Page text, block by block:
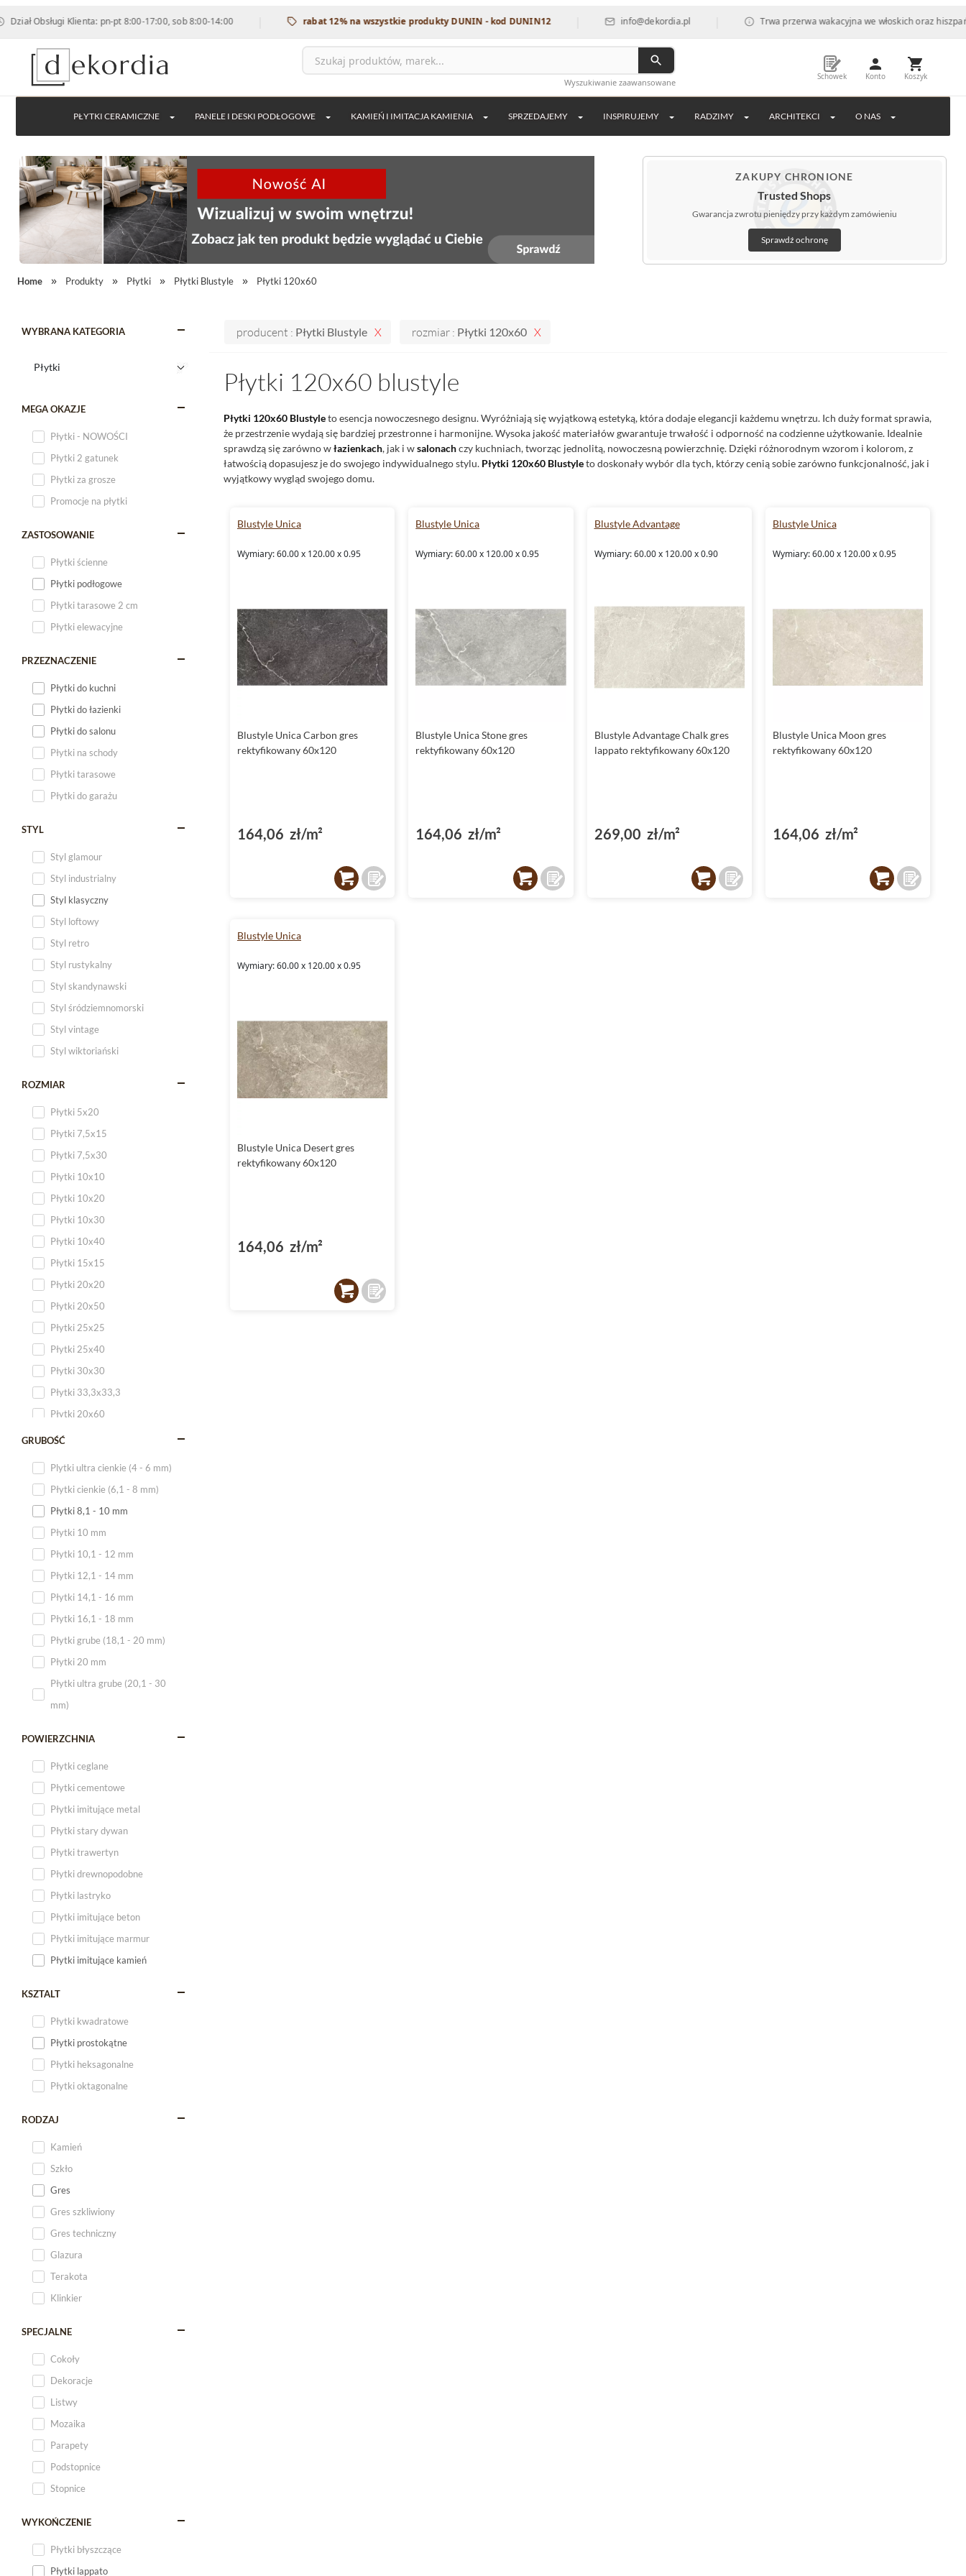
Obsługi Klienta: pn-pt 8:00-17:00, sob 8:00-14:00 | rabat 12% na wszystkie produkty DUNIN - kod DUNIN12 | info@dekordia.pl | Trwa przerwa wakacyjna we włoskich oraz
Wyszukiwanie zaawansowane
Schowek Konto Koszyk
PŁYTKI CERAMICZNE PANELE I DESKI PODŁOGOWE KAMIEŃ I IMITACJA KAMIENIA SPRZEDAJEMY INSPIRUJEMY RADZIMY ARCHITEKCI O NAS
ZAKUPY CHRONIONE
Trusted Shops
Gwarancja zwrotu pieniędzy przy każdym zamówieniu
Sprawdź ochronę
Home Produkty Płytki Płytki Blustyle Płytki 120x60
WYBRANA KATEGORIA
MEGA OKAZJE
Płytki - NOWOŚCI
Płytki 2 gatunek
Płytki za grosze
Promocje na płytki
ZASTOSOWANIE
Płytki ścienne
Płytki podłogowe
Płytki tarasowe 2 cm
Płytki elewacyjne
PRZEZNACZENIE
Płytki do kuchni
Płytki do łazienki
Płytki do salonu
Płytki na schody
Płytki tarasowe
Płytki do garażu
STYL
Styl glamour
Styl industrialny
Styl klasyczny
Styl loftowy
Styl retro
Styl rustykalny
Styl skandynawski
Styl śródziemnomorski
Styl vintage
Styl wiktoriański
ROZMIAR
Płytki 5x20
Płytki 7,5x15
Płytki 7,5x30
Płytki 10x10
Płytki 10x20
Płytki 10x30
Płytki 10x40
Płytki 15x15
Płytki 20x20
Płytki 20x50
Płytki 25x25
Płytki 25x40
Płytki 30x30
Płytki 33,3x33,3
Płytki 20x60
Płytki 20x120
Płytki małe
GRUBOŚĆ
Plytki ultra cienkie (4 - 6 mm)
Płytki cienkie (6,1 - 8 mm)
Płytki 8,1 - 10 mm
Płytki 10 mm
Płytki 10,1 - 12 mm
Płytki 12,1 - 14 mm
Płytki 14,1 - 16 mm
Płytki 16,1 - 18 mm
Płytki grube (18,1 - 20 mm)
Płytki 20 mm
Płytki ultra grube (20,1 - 30
mm)
POWIERZCHNIA
Płytki ceglane
Płytki cementowe
Płytki imitujące metal
Płytki stary dywan
Płytki trawertyn
Płytki drewnopodobne
Płytki lastryko
Płytki imitujące beton
Płytki imitujące marmur
Płytki imitujące kamień
KSZTALT
Płytki kwadratowe
Płytki prostokątne
Płytki heksagonalne
Płytki oktagonalne
RODZAJ
Kamień
Szkło
Gres
Gres szkliwiony
Gres techniczny
Glazura
Terakota
Klinkier
SPECJALNE
Cokoły
Dekoracje
Listwy
Mozaika
Parapety
Podstopnice
Stopnice
WYKOŃCZENIE
Płytki błyszczące
Płytki lappato
producent : Płytki Blustyle rozmiar : Płytki 120x60
Płytki 120x60 blustyle
Płytki 120x60 Blustyleto esencja nowoczesnego designu. Wyróżniają się wyjątkową estetyką, która dodaje elegancji każdemu wnętrzu. Ich duży format sprawia,
że przestrzenie wydają się bardziej przestronne i harmonijne. Wysoka jakość materiałów gwarantuje trwałość i odporność na codzienne użytkowanie. Idealnie
sprawdzą się zarówno włazienkach, jak i wsalonachczy kuchniach, tworząc jednolitą, nowoczesną powierzchnię. Dzięki różnorodnym wzorom i kolorom, z
łatwością dopasujesz je do swojego indywidualnego stylu. Płytki 120x60 Blustyleto doskonały wybór dla tych, którzy cenią sobie zarówno funkcjonalność, jak i
wyjątkowy wygląd swojego domu.
Blustyle Unica
Wymiary: 60.00 x 120.00 x 0.95
Blustyle Unica Carbon gres
rektyfikowany 60x120
164,06 zł/m²
Blustyle Unica
Wymiary: 60.00 x 120.00 x 0.95
Blustyle Unica Stone gres
rektyfikowany 60x120
164,06 zł/m²
Blustyle Advantage
Wymiary: 60.00 x 120.00 x 0.90
Blustyle Advantage Chalk gres
lappato rektyfikowany 60x120
269,00 zł/m²
Blustyle Unica
Wymiary: 60.00 x 120.00 x 0.95
Blustyle Unica Moon gres
rektyfikowany 60x120
164,06 zł/m²
Blustyle Unica
Wymiary: 60.00 x 120.00 x 0.95
Blustyle Unica Desert gres
rektyfikowany 60x120
164,06 zł/m²